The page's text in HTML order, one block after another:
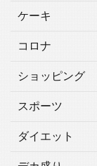
ケーキ
コロナ
ショッピング
スポーツ
ダイエット